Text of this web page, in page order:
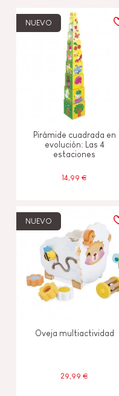
NUEVO
Pirámide cuadrada en
evolución: Las 4
estaciones
14,99 €
NUEVO
Oveja multiactividad
29,99 €